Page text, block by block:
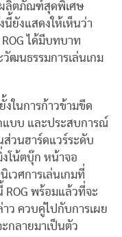
ผลิตภัณฑ์สุดพิเศษ
นี้ยังแสดงให้เห็นว่า
ได้มีบทบาท
ฒนธรรมการเล่นเกม
งในการก้าวข้ามขีด
แบบ และประสบการณ์
ส่วนฮาร์ดแวร์ระดับ
งโน้ตบุ๊ก หน้าจอ
วศการเล่นเกมที่
ROG พร้อมแล้วที่จะ
ว ควบคู่ไปกับการเผย
กลายมาเป็นตัว